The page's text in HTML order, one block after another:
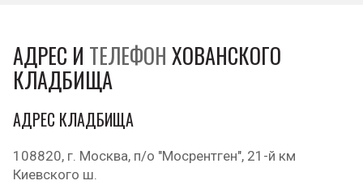
АДРЕС И ТЕЛЕФОН ХОВАНСКОГО
КЛАДБИЩА
АДРЕС КЛАДБИЩА
108820, г. Москва, п/о "Мосрентген", 21-й км
Киевского ш.